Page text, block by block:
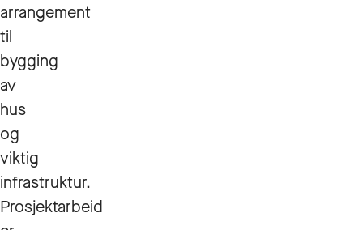
arrangement
til
bygging
av
hus
og
viktig
infrastruktur.
Prosjektarbeid